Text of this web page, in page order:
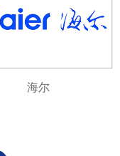
海尔